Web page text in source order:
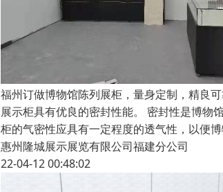
福州订做博物馆陈列展柜，量身定制，精良
展示柜具有优良的密封性能。 密封性是博物
柜的气密性应具有一定程度的透气性，以便
惠州隆城展示展览有限公司福建分公司
22-04-12 00:48:02